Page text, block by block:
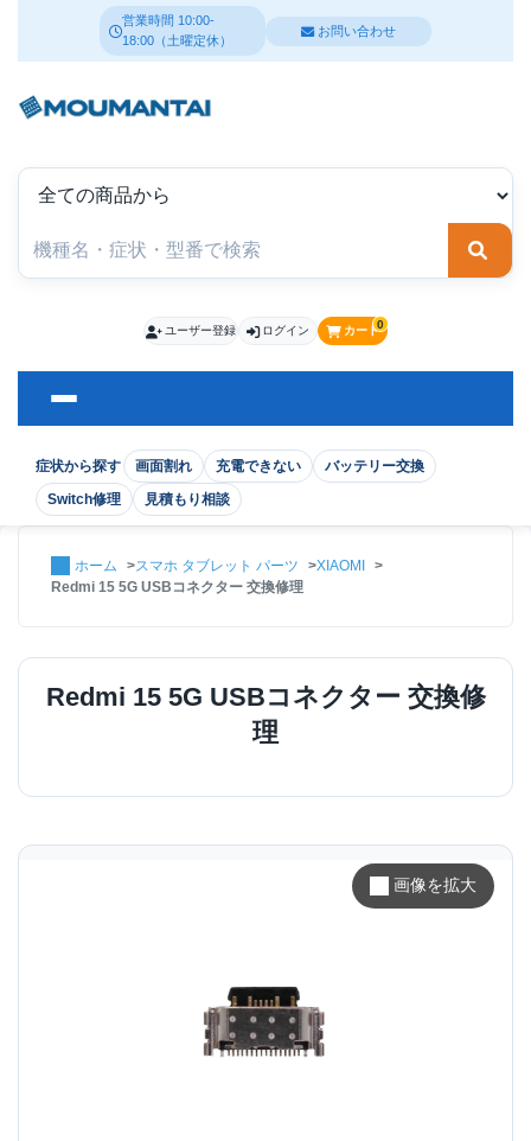
営業時間 10:00-
18:00（土曜定休）
お問い合わせ
検索
症状から探す 画面割れ 充電できない
バッテリー交換
Switch修理
見積もり相談
ユーザー登録 ログイン カート0
ホーム スマホ タブレット パーツ
XIAOMI
Redmi 15 5G USBコネクター 交換修理
Redmi 15 5G USBコネクター 交換修
理
画像を拡大